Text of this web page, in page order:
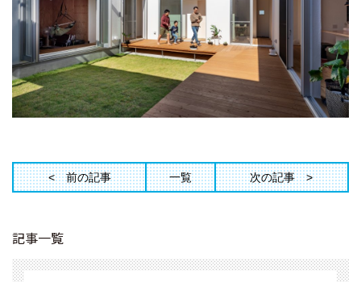
前の記事 一覧 次の記事
記事一覧